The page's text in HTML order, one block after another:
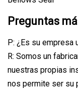
Preguntas
P: ¿Es su empresa
R: Somos un
nuestras propias
nos permite ser su